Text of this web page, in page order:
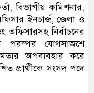
বিভাগীয় কমিশনার,
ইনচার্জ, জেলা ও
অফিসারসহ নির্বাচনের
পরস্পর যোগসাজশে
অপব্যবহার করে
প্রার্থীকে সংসদ পদে